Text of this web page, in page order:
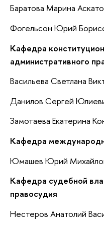
Баратова Марина
Фогельсон Юрий
Кафедра
административного
Васильева Светлана
Данилов Сергей
Замотаева Екатерина
Кафедра
Юмашев Юрий
Кафедра судебной
правосудия
Нестеров Анатолий